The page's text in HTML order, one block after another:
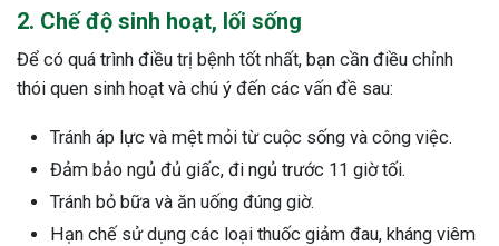
2. Chế độ sinh hoạt, lối sống
Để có quá trình điều trị bệnh tốt nhất, bạn cần điều chỉnh
thói quen sinh hoạt và chú ý đến các vấn đề sau:
Tránh áp lực và mệt mỏi từ cuộc sống và công việc.
Đảm bảo ngủ đủ giấc, đi ngủ trước 11 giờ tối.
Tránh bỏ bữa và ăn uống đúng giờ.
Hạn chế sử dụng các loại thuốc giảm đau, kháng viêm